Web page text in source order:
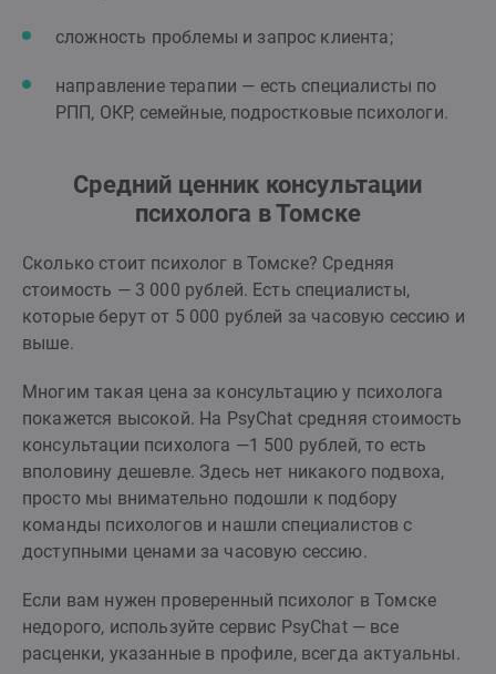
сложность проблемы и запрос клиента;
направление терапии — есть специалисты по
РПП, ОКР, семейные, подростковые психологи.
Средний ценник консультации
психолога в Томске
Сколько стоит психолог в Томске? Средняя
стоимость — 3 000 рублей. Есть специалисты,
которые берут от 5 000 рублей за часовую сессию и
выше.
Многим такая цена за консультацию у психолога
покажется высокой. На PsyChat средняя стоимость
консультации психолога —1 500 рублей, то есть
вполовину дешевле. Здесь нет никакого подвоха,
просто мы внимательно подошли к подбору
команды психологов и нашли специалистов с
доступными ценами за часовую сессию.
Если вам нужен проверенный психолог в Томске
недорого, используйте сервис PsyChat — все
расценки, указанные в профиле, всегда актуальны.